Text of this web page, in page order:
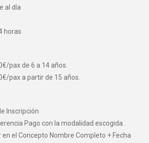
al día
horas
pax de 6 a 14 años.
pax a partir de 15 años.
Inscripción
Pago con la modalidad escogida.
en el Concepto Nombre Completo + Fecha